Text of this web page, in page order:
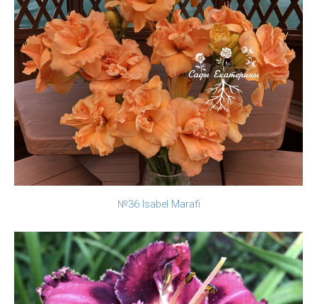
№36 Isabel Marafi